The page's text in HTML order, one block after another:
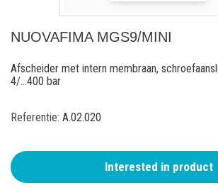
NUOVAFIMA MGS9/MINI
Afscheider met intern membraan,
4/...400 bar
Referentie: A.02.020
Interested in product